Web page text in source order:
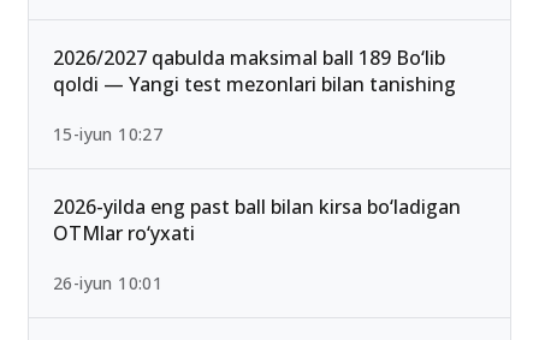
2026/2027 qabulda maksimal ball 189 Bo‘lib
qoldi — Yangi test mezonlari bilan tanishing
15-iyun 10:27
2026-yilda eng past ball bilan kirsa bo‘ladigan
OTMlar ro‘yxati
26-iyun 10:01